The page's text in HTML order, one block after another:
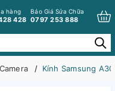
hàng
428
Báo Giá Sửa Chữa
0797 253 888
Kính Samsung